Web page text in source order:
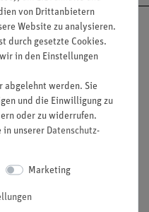
Service
Beratung & Showroom
von Drittanbietern
Website zu analysieren.
durch gesetzte Cookies.
in den Einstellungen
abgelehnt werden. Sie
und die Einwilligung zu
oder zu widerrufen.
in unserer Daten­schutz­
Marketing